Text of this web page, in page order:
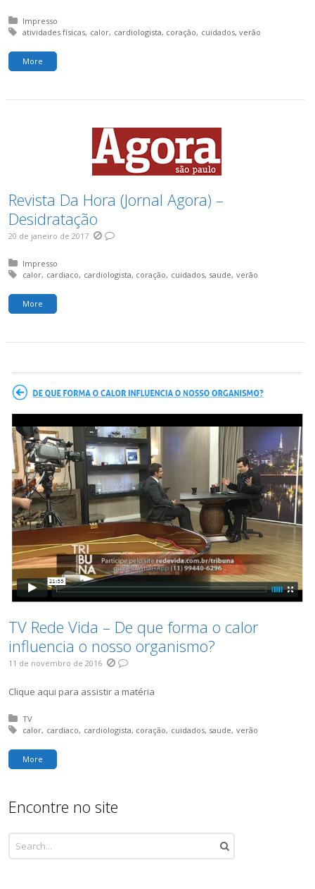
Posted in:
Impresso
Tagged with:
atividades físicas calor cardiologista coração cuidados verão
More
Revista Da Hora (Jornal Agora) –
Desidratação
20 de janeiro de 2017
Posted in:
Impresso
Tagged with:
calor cardiaco cardiologista coração cuidados saude verão
More
TV Rede Vida – De que forma o calor
influencia o nosso organismo?
11 de novembro de 2016
Clique aqui para assistir a matéria
Posted in:
TV
Tagged with:
calor cardiaco cardiologista coração cuidados saude verão
More
Encontre no site